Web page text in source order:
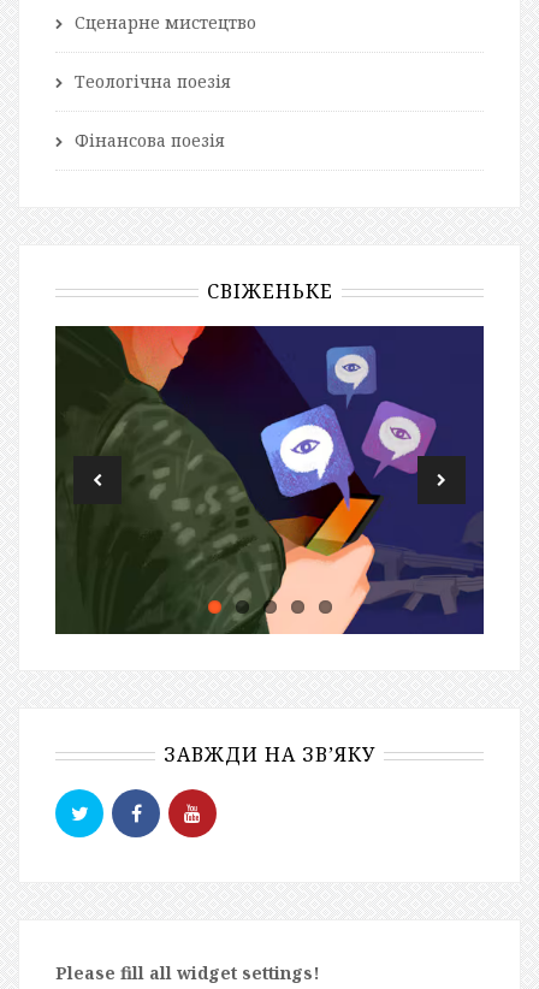
Сценарне мистецтво
Теологічна поезія
Фінансова поезія
СВІЖЕНЬКЕ
ЗАВЖДИ НА ЗВ’ЯКУ
Please fill all widget settings!